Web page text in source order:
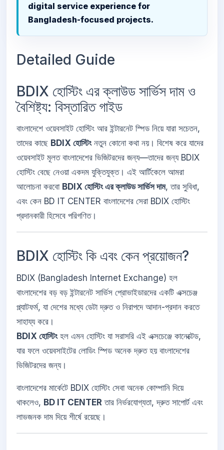
digital service experience for
Bangladesh-focused projects.
Detailed Guide
BDIX হোস্টিং এর ক্লাউড সার্ভিস দাম ও
বৈশিষ্ট্য: বিস্তারিত গাইড
বাংলাদেশে ওয়েবসাইট হোস্টিং আর ইন্টারনেট স্পিড নিয়ে যারা সচেতন,
তাদের কাছে BDIX হোস্টিংনতুন কোনো কথা নয়। বিশেষ করে যাদের
ওয়েবসাইট মূলত বাংলাদেশের ভিজিটরদের জন্য—তাদের জন্য BDIX
হোস্টিং বেছে নেওয়া একদম যুক্তিযুক্ত। এই আর্টিকেলে আমরা
আলোচনা করবো BDIX হোস্টিং এর ক্লাউড সার্ভিস দাম, তার সুবিধা,
এবং কেন BD IT CENTER বাংলাদেশের সেরা BDIX হোস্টিং
প্রদানকারী হিসেবে পরিগণিত।
BDIX হোস্টিং কি এবং কেন প্রয়োজন?
BDIX (Bangladesh Internet Exchange) হল
বাংলাদেশের বড় বড় ইন্টারনেট সার্ভিস প্রোভাইডারদের একটি এক্সচেঞ্জ
প্ল্যাটফর্ম, যা দেশের মধ্যে ডেটা দ্রুত ও নিরাপদে আদান-প্রদান করতে
সাহায্য করে।
BDIX হোস্টিংহল এমন হোস্টিং যা সরাসরি এই এক্সচেঞ্জে কানেক্টেড,
যার ফলে ওয়েবসাইটের লোডিং স্পিড অনেক দ্রুত হয় বাংলাদেশের
ভিজিটরদের জন্য।
বাংলাদেশের মার্কেটে BDIX হোস্টিং সেবা অনেক কোম্পানি দিয়ে
থাকলেও, BD IT CENTER তার নির্ভরযোগ্যতা, দ্রুত সাপোর্ট এবং
লাভজনক দাম দিয়ে শীর্ষে রয়েছে।